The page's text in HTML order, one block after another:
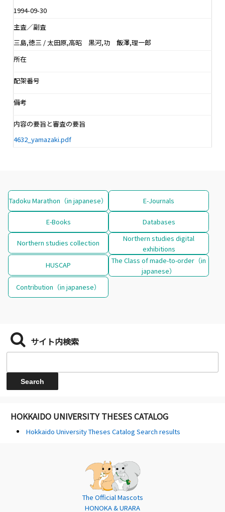
1994-09-30
主査／副査
三島,徳三 / 太田原,高昭 黒河,功 飯澤,理一郎
所在
配架番号
備考
内容の要旨と審査の要旨
4632_yamazaki.pdf
Tadoku Marathon（in japanese） E-Journals
E-Books Databases
Northern studies collection
Northern studies digital
exhibitions
HUSCAP
The Class of made-to-order（in
japanese）
Contribution（in japanese）
サイト内検索
HOKKAIDO UNIVERSITY THESES CATALOG
Hokkaido University Theses Catalog Search results
The Official Mascots
HONOKA & URARA